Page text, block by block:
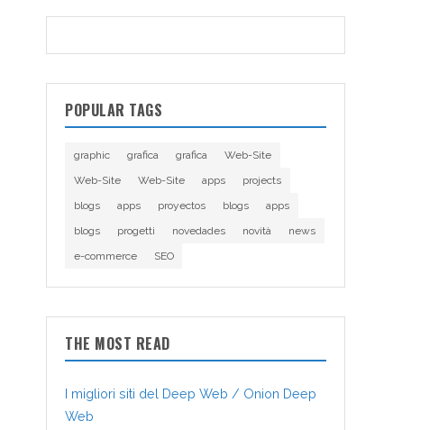
POPULAR TAGS
graphic grafica grafica
Web-Site
Web-Site
Web-Site apps
projects
blogs
apps proyectos blogs
apps
blogs
progetti novedades novità
news
e-commerce
SEO
THE MOST READ
I migliori siti del Deep Web / Onion Deep
Web